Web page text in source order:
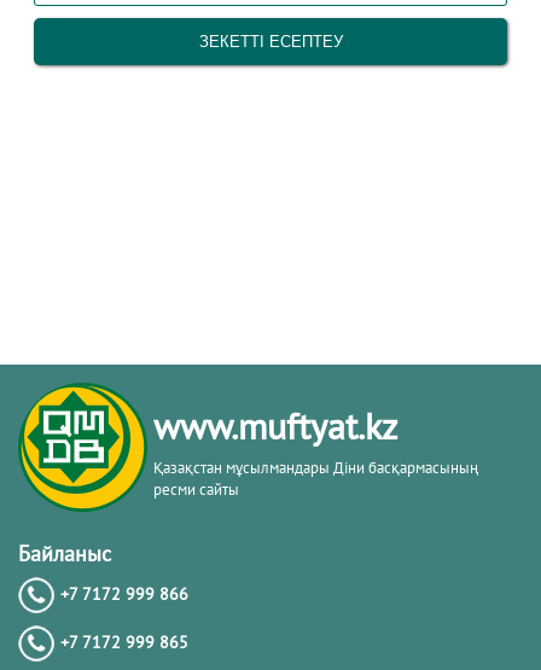
www.muftyat.kz
Қазақстан мұсылмандары Діни басқармасының
ресми сайты
Байланыс
+7 7172 999 866
+7 7172 999 865